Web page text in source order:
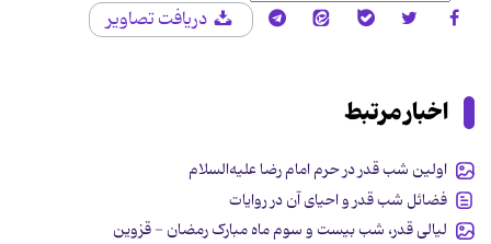
دریافت تصاویر
اخبار مرتبط
اولین شب قدر در حرم امام رضا علیه‌السلام
فضائل شب قدر و احیای آن در روایات
لیالی قدر، شب بیست و سوم ماه مبارک رمضان - قزوین